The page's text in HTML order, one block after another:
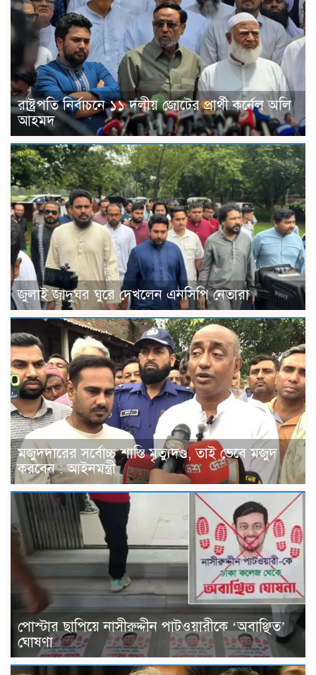
রাষ্ট্রপতি নির্বাচনে ১১ দলীয় জোটের প্রার্থী কর্নেল অলি
আহমদ
জুলাই জাদুঘর ঘুরে দেখলেন এনসিপি নেতারা
মজুদদারের সর্বোচ্চ শাস্তি মৃত্যুদণ্ড, তাই ভেবে মজুদ
করবেন : আইনমন্ত্রী
পোস্টার ছাপিয়ে নাসীরুদ্দীন পাটওয়ারীকে ‘অবাঞ্ছিত’
ঘোষণা